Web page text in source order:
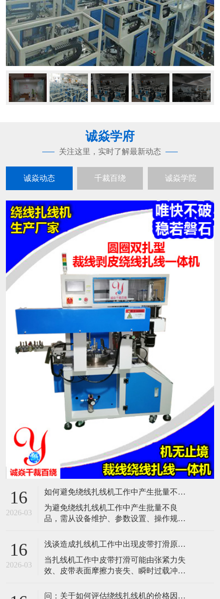
诚焱学府
关注这里，实时了解最新动态
诚焱动态 千裁百绕 诚焱学院
16
2026-03
如何避免绕线扎线机工作中产生批量不良品？
​为避免绕线扎线机工作中产生批量不良
品，需从设备维护、参数设置、操作规
方面综合管理。以下是具体措施：​一、设
备维护与保养定期检查与清洁：每日检查
气压表、润滑系统、电气连接等关键部
件，确保无松动或泄漏。每周清洁设备内
精密部件，防止
16
2026-03
浅谈造成扎线机工作中出现皮带打滑原因是什么？
​当扎线机工作中皮带打滑可能由张紧力失
效、皮带表面摩擦力丧失、瞬时过载冲
皮带轮对中不良等原因导致，以下是具体问：关于如何评估绕线扎线机的价格因素？